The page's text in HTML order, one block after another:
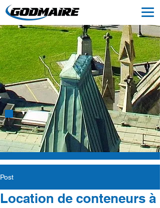
NOTRE BLOGUE
Post
Location de conteneurs à